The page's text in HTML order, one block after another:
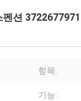
펜션
항목:
기능: